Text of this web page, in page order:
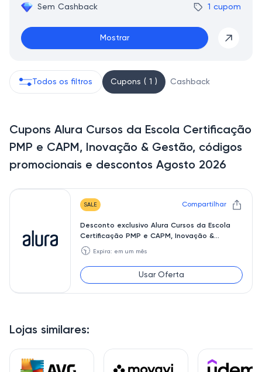
Sem Cashback 1 cupom
Mostrar
Lojas similares:
Todos os filtros Cupons ( 1 ) Cashback
Cupons Alura Cursos da Escola Certificação
PMP e CAPM, Inovação & Gestão, códigos
promocionais e descontos Agosto 2026
SALE Compartilhar
Desconto exclusivo Alura Cursos da Escola
Certificação PMP e CAPM, Inovação &
Gestão
🕥 Expira: em um mês
Usar Oferta